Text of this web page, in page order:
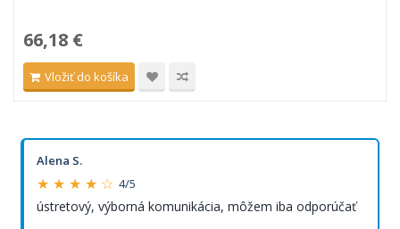
66,18 €
Vložiť do košíka
Alena S.
★ ★ ★ ★ ☆ 4/5
ústretový, výborná komunikácia, môžem iba odporúčať